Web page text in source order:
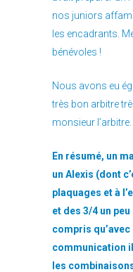
nos juniors
les encadrants.
bénévoles !
Nous avons eu
très bon arbitre
monsieur l’arbitre.
En résumé, un
un Alexis (dont
plaquages et à
et des 3/4 un
compris
communication
les